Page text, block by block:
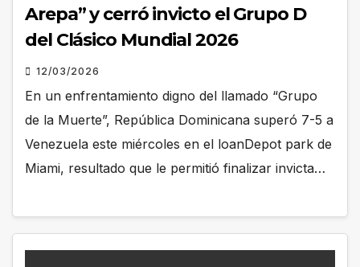
Arepa” y cerró invicto el Grupo D
del Clásico Mundial 2026
12/03/2026
En un enfrentamiento digno del llamado “Grupo
de la Muerte”, República Dominicana superó 7-5 a
Venezuela este miércoles en el loanDepot park de
Miami, resultado que le permitió finalizar invicta…